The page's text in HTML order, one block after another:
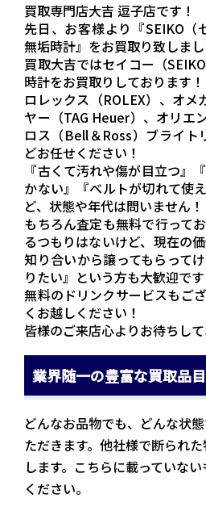
買取専門店大吉 逗子店です！
先日、お客様より『SEIKO（
無垢時計』をお買取り致しまし
買取大吉ではセイコー（
時計をお買取りしております！
ロレックス（ROLEX）、オメ
ヤー（TAG Heuer）、オリエ
ロス（Bell＆Ross）ブライト
どお任せください！
『古くて汚れや傷が目立つ』
かない』『ベルトが切れて使
ど、状態や年代は問いません！
もちろん査定も無料で行って
るつもりはないけど、現在の
知り合いから譲ってもらって
りたい』という方も大歓迎です
無料のドリンクサービスもご
くお越しください！
皆様のご来店心よりお待ちして
業界随一の豊富な買取品目
どんなお品物でも、どんな状
ただきます。他社様で断られ
します。こちらに載っていな
ください。